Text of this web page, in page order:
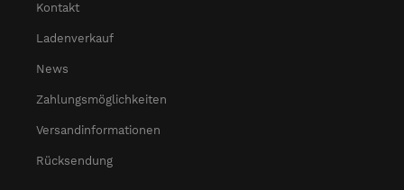
Kontakt
Ladenverkauf
News
Zahlungsmöglichkeiten
Versandinformationen
Rücksendung